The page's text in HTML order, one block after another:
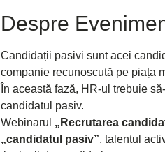
Despre
Candidații pasivi sunt acei
companie recunoscută pe piața
În această fază, HR-ul trebuie
candidatul pasiv.
Webinarul „Recrutarea
„candidatul pasiv”, talentul